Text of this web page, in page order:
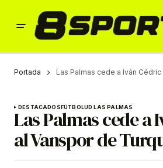
Portada Las Palmas cede a Iván
DESTACADOSFÚTBOLUD LAS PALMAS
Las Palmas cede a
al Vanspor de